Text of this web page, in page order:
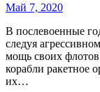
Май 7, 2020
В послевоенные
следуя
мощь своих
корабли ракетное
их…